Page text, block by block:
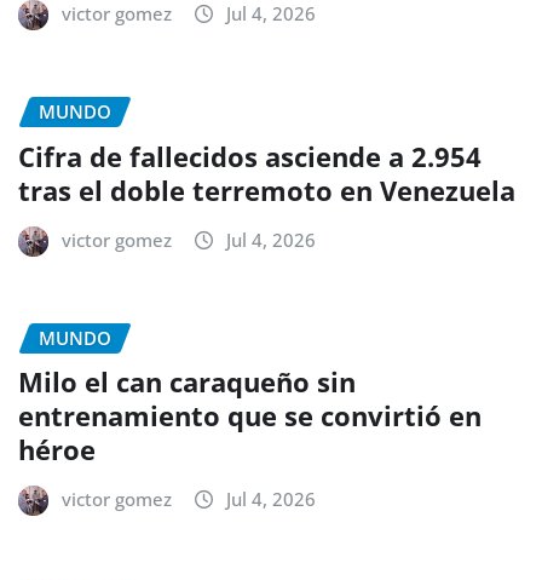
victor gomez Jul 4, 2026
MUNDO
Cifra de fallecidos asciende a 2.954
tras el doble terremoto en Venezuela
victor gomez Jul 4, 2026
MUNDO
Milo el can caraqueño sin
entrenamiento que se convirtió en
héroe
victor gomez Jul 4, 2026